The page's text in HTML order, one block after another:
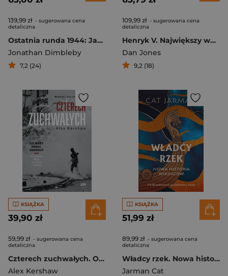
139,99 zł - sugerowana cena
detaliczna
Ostatnia runda 1944: Jak Stalin wygrał wojnę
Jonathan Dimbleby
7,2 (24)
109,99 zł - sugerowana cena
detaliczna
Henryk V. Największy wojownik na angielskim tronie
Dan Jones
9,2 (18)
KSIĄŻKA
39,90 zł
59,99 zł - sugerowana cena
detaliczna
Czterech zuchwałych. Od piasków Afryki do serca III Rzeszy
Alex Kershaw
KSIĄŻKA
51,99 zł
89,99 zł - sugerowana cena
detaliczna
Władcy rzek. Nowa historia wikingów
Jarman Cat